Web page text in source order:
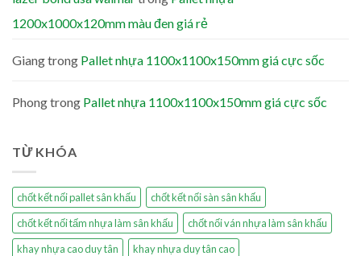
1200x1000x120mm màu đen giá rẻ
Giangtrong Pallet nhựa 1100x1100x150mm giá cực sốc
Phongtrong Pallet nhựa 1100x1100x150mm giá cực sốc
TỪ KHÓA
chốt kết nối pallet sân khấu
chốt kết nối sàn sân khấu
chốt kết nối tấm nhựa làm sân khấu
chốt nối ván nhựa làm sân khấu
khay nhựa cao duy tân
khay nhựa duy tân cao